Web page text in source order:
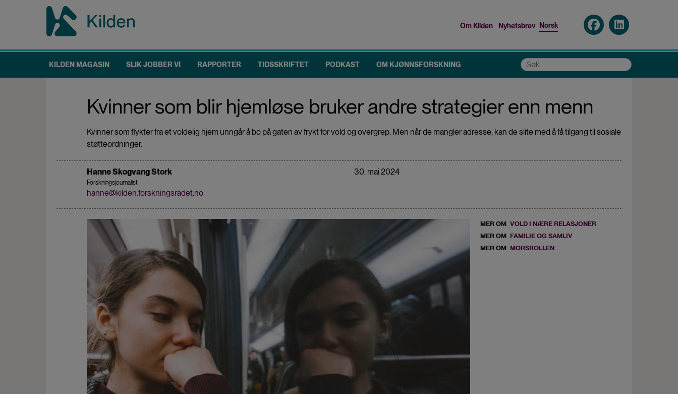
menu
Om Kilden Nyhetsbrev Norsk
Main
navigation
KILDEN MAGASIN SLIK JOBBER VI RAPPORTER TIDSSKRIFTET PODKAST OM KJØNNSFORSKNING Søk
Kvinner som blir hjemløse bruker andre strategier enn menn
Kvinner som flykter fra et voldelig hjem unngår å bo på gaten av frykt for vold og overgrep. Men når de mangler adresse, kan de slite med å få tilgang til sosiale
støtteordninger.
Hanne Skogvang Stork
Forskningsjournalist
hanne@kilden.forskningsradet.no
30. mai 2024
MER OM VOLD I NÆRE RELASJONER
MER OM FAMILIE OG SAMLIV
MER OM MORSROLLEN